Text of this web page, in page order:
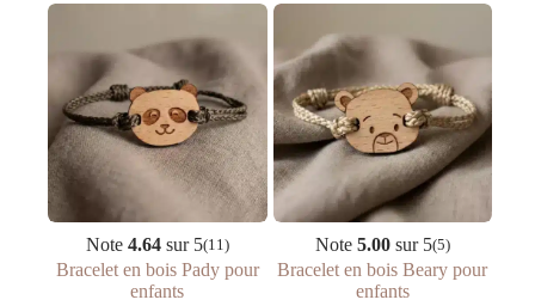
Note 4.64sur 5(11)
Bracelet en bois Pady pour
enfants
Note 5.00sur 5(5)
Bracelet en bois Beary pour
enfants